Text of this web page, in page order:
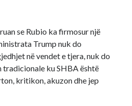
se Rubio ka firmosur një
Trump nuk do
në vendet e tjera, nuk do
ku SHBA është
kritikon, akuzon dhe jep